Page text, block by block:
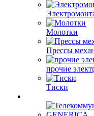
Молотки
Прессы
прочие
Тиски